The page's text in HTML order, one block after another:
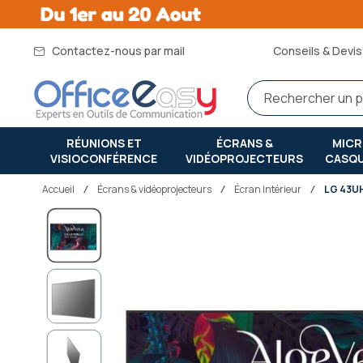
Contactez-nous par mail Conseils &
RÉUNIONS ET
VISIOCONFÉRENCE
ÉCRANS &
VIDÉOPROJECTEURS
Accueil écrans & vidéoprojecteurs Écran Intérieur LG
Passer
fin
de
d’images